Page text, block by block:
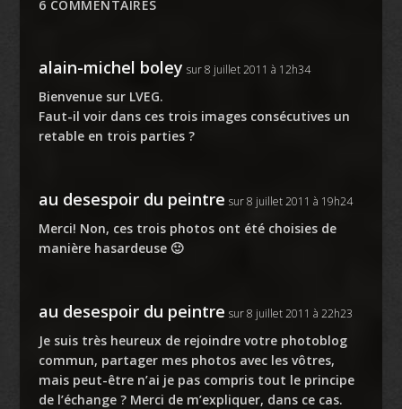
6 COMMENTAIRES
alain-michel boley sur 8 juillet 2011 à 12h34
Bienvenue sur LVEG.
Faut-il voir dans ces trois images consécutives un
retable en trois parties ?
au desespoir du peintre sur 8 juillet 2011 à 19h24
Merci! Non, ces trois photos ont été choisies de
manière hasardeuse 🙂
au desespoir du peintre sur 8 juillet 2011 à 22h23
Je suis très heureux de rejoindre votre photoblog
commun, partager mes photos avec les vôtres,
mais peut-être n’ai je pas compris tout le principe
de l’échange ? Merci de m’expliquer, dans ce cas.